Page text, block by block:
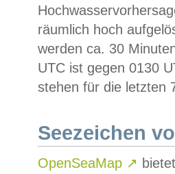
räumlich hoch
werden ca. 30
UTC ist gegen 0130
stehen für die letzten
Seezeichen
OpenSeaMap ↗